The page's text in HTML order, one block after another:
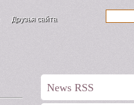
Друзья сайта
News RSS